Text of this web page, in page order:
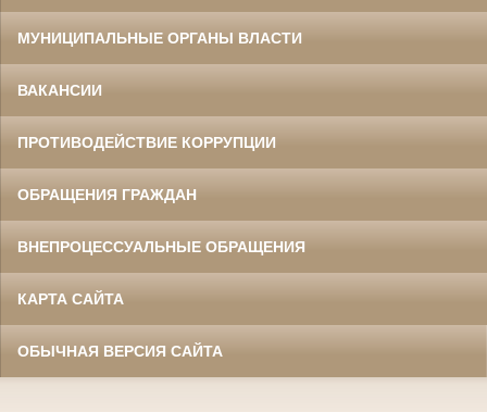
МУНИЦИПАЛЬНЫЕ ОРГАНЫ ВЛАСТИ
ВАКАНСИИ
ПРОТИВОДЕЙСТВИЕ КОРРУПЦИИ
ОБРАЩЕНИЯ ГРАЖДАН
ВНЕПРОЦЕССУАЛЬНЫЕ ОБРАЩЕНИЯ
КАРТА САЙТА
ОБЫЧНАЯ ВЕРСИЯ САЙТА